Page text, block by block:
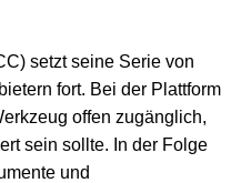
setzt seine Serie von
fort. Bei der Plattform
offen zugänglich,
sein sollte. In der Folge
und